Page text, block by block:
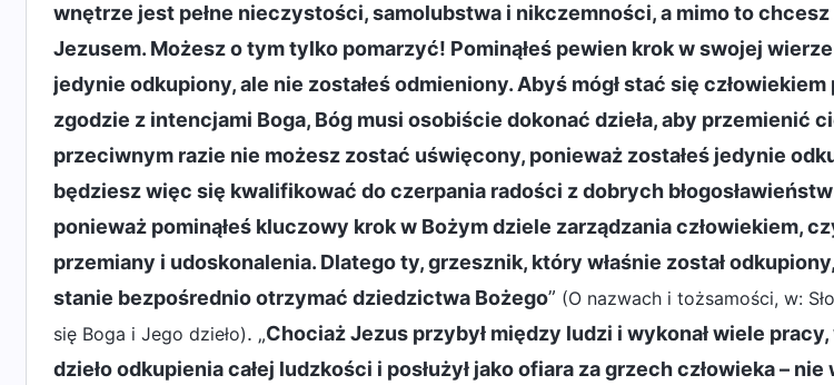
wnętrze jest pełne nieczystości, samolubstwa i nikczemności, a mimo to
Jezusem. Możesz o tym tylko pomarzyć! Pominąłeś pewien krok w swojej wierze
jedynie odkupiony, ale nie zostałeś odmieniony. Abyś mógł stać się
zgodzie z intencjami Boga, Bóg musi osobiście dokonać dzieła, aby przemienić
przeciwnym razie nie możesz zostać uświęcony, ponieważ zostałeś jedynie
będziesz więc się kwalifikować do czerpania radości z dobrych
ponieważ pominąłeś kluczowy krok w Bożym dziele zarządzania człowiekiem,
przemiany i udoskonalenia. Dlatego ty, grzesznik, który właśnie został
stanie bezpośrednio otrzymać dziedzictwa Bożego” (O nazwach i tożsamości, w:
się Boga i Jego dzieło). „Chociaż Jezus przybył między ludzi i wykonał wiele pracy,
dzieło odkupienia całej ludzkości i posłużył jako ofiara za grzech człowieka – nie